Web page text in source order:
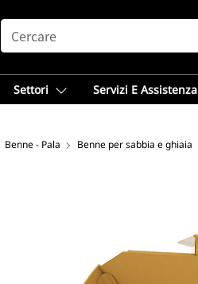
SEARCH
Settori Servizi E Assistenza
Benne - Pala Benne per sabbia e ghiaia